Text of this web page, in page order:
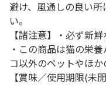
避け、風通しの良い
い。
【諸注意】・必ず新
・この商品は猫の栄
コ以外のペットやほか
【賞味／使用期限(未